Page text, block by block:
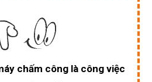
chấm công là công việc